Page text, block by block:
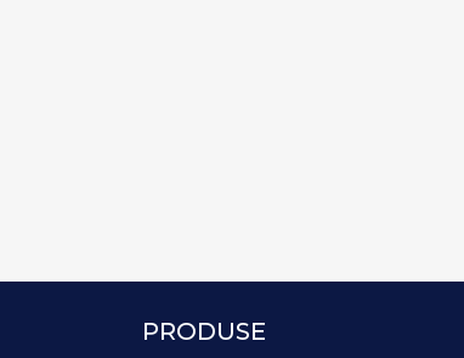
PRODUSE